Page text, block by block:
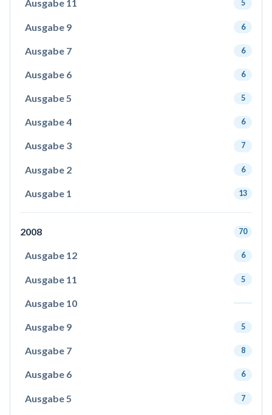
Ausgabe 11 5
Ausgabe 9 6
Ausgabe 7 6
Ausgabe 6 6
Ausgabe 5 5
Ausgabe 4 6
Ausgabe 3 7
Ausgabe 2 6
Ausgabe 1 13
2008 70
Ausgabe 12 6
Ausgabe 11 5
Ausgabe 10
Ausgabe 9 5
Ausgabe 7 8
Ausgabe 6 6
Ausgabe 5 7